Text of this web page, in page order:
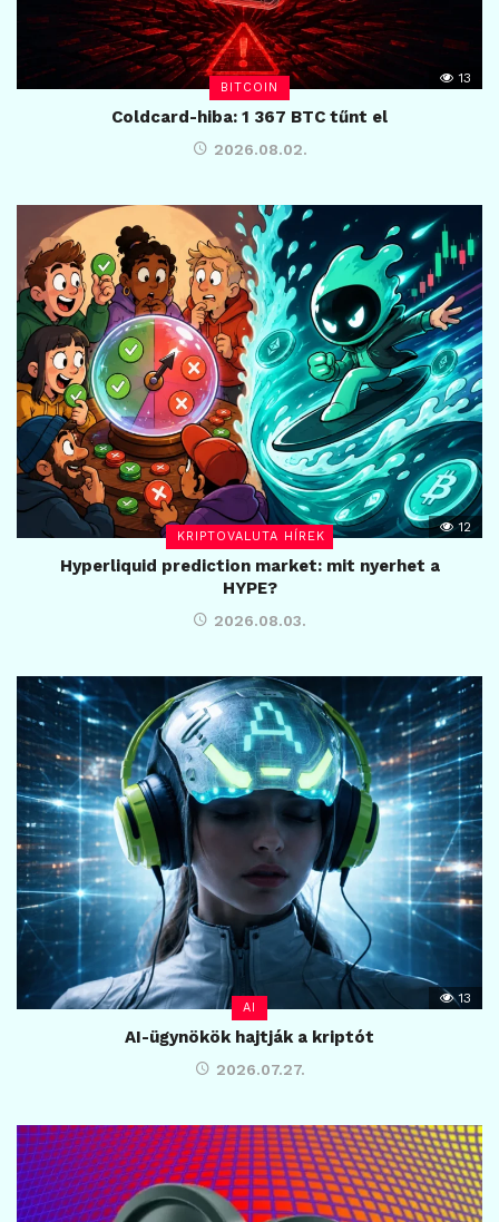
BITCOIN
13
Coldcard-hiba: 1 367 BTC tűnt el
2026.08.02.
KRIPTOVALUTA HÍREK
12
Hyperliquid prediction market: mit nyerhet a
HYPE?
2026.08.03.
AI
13
AI-ügynökök hajtják a kriptót
2026.07.27.